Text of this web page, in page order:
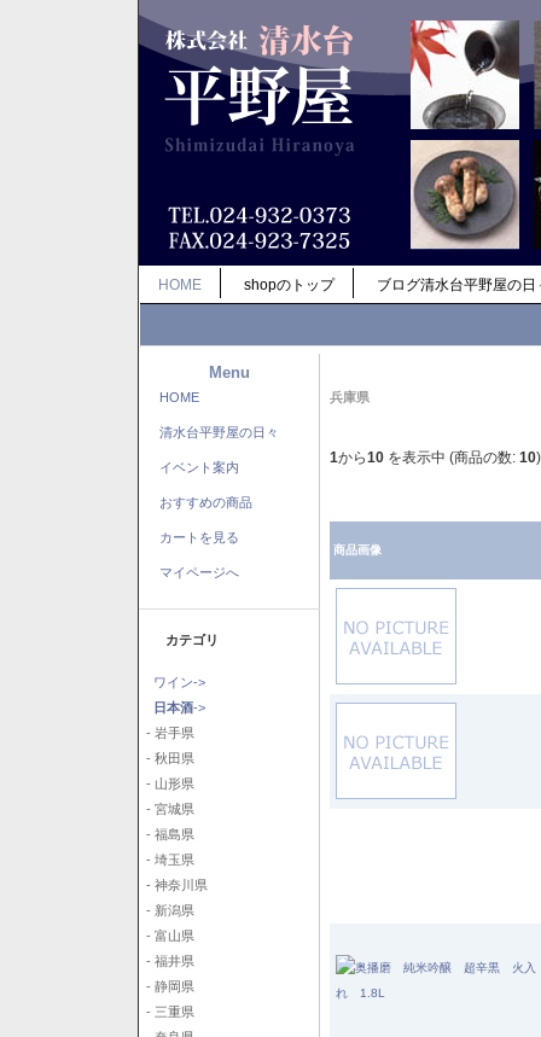
HOME shopのトップ ブログ清水台平野屋の日
Menu
HOME
清水台平野屋の日々
イベント案内
おすすめの商品
カートを見る
マイページへ
カテゴリ
ワイン->
日本酒->
- 岩手県
- 秋田県
- 山形県
- 宮城県
- 福島県
- 埼玉県
- 神奈川県
- 新潟県
- 富山県
- 福井県
- 静岡県
- 三重県
兵庫県
1から10 を表示中 (商品の数: 10)
商品画像